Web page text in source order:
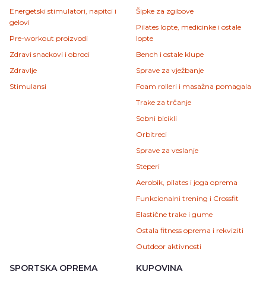
Energetski stimulatori, napitci i
gelovi
Pre-workout proizvodi
Zdravi snackovi i obroci
Zdravlje
Stimulansi
Šipke za zgibove
Pilates lopte, medicinke i ostale
lopte
Bench i ostale klupe
Sprave za vježbanje
Foam rolleri i masažna pomagala
Trake za trčanje
Sobni bicikli
Orbitreci
Sprave za veslanje
Steperi
Aerobik, pilates i joga oprema
Funkcionalni trening i Crossfit
Elastične trake i gume
Ostala fitness oprema i rekviziti
Outdoor aktivnosti
SPORTSKA OPREMA KUPOVINA